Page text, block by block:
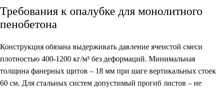
Требования к опалубке для монолитного
пенобетона
Конструкция обязана выдерживать давление ячеистой смеси
плотностью 400-1200 кг/м³ без деформаций. Минимальная
толщина фанерных щитов – 18 мм при шаге вертикальных стоек
60 см. Для стальных систем допустимый прогиб листов – не